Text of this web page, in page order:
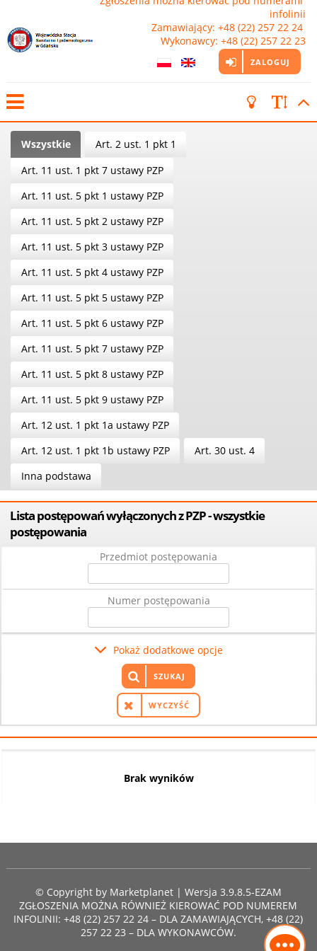
infolinii
Zamawiający: +48 (22) 257 22 24
Wykonawcy: +48 (22) 257 22 23
ZALOGUJ
Wszystkie
Art. 2 ust. 1 pkt 1
Art. 11 ust. 1 pkt 7 ustawy PZP
Art. 11 ust. 5 pkt 1 ustawy PZP
Art. 11 ust. 5 pkt 2 ustawy PZP
Art. 11 ust. 5 pkt 3 ustawy PZP
Art. 11 ust. 5 pkt 4 ustawy PZP
Art. 11 ust. 5 pkt 5 ustawy PZP
Art. 11 ust. 5 pkt 6 ustawy PZP
Art. 11 ust. 5 pkt 7 ustawy PZP
Art. 11 ust. 5 pkt 8 ustawy PZP
Art. 11 ust. 5 pkt 9 ustawy PZP
Art. 12 ust. 1 pkt 1a ustawy PZP
Art. 12 ust. 1 pkt 1b ustawy PZP
Art. 30 ust. 4
Inna podstawa
Lista postępowań wyłączonych z PZP - wszystkie
postępowania
Przedmiot postępowania
Numer postępowania
Pokaż dodatkowe opcje
WYCZYŚĆ
SZUKAJ
Brak wyników
© Copyright by Marketplanet| Wersja 3.9.8.5-EZAM
ZGŁOSZENIA MOŻNA RÓWNIEŻ KIEROWAĆ POD NUMEREM
INFOLINII: +48 (22) 257 22 24 – DLA ZAMAWIAJĄCYCH, +48 (22)
257 22 23 – DLA WYKONAWCÓW.